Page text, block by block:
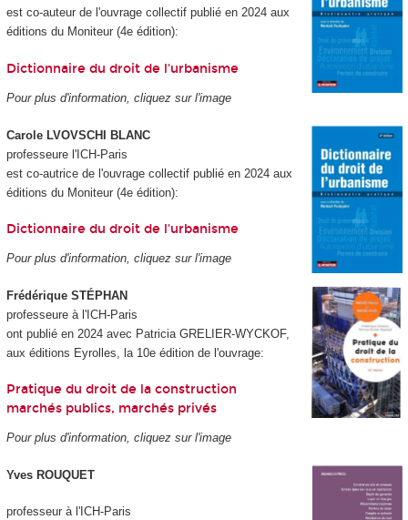
est co-auteur de l'ouvrage collectif publié en 2024 aux
éditions du Moniteur (4e édition):
Dictionnaire du droit de l'urbanisme
Pour plus d'information, cliquez sur l'image
Carole LVOVSCHI BLANC
professeure l'ICH-Paris
est co-autrice de l'ouvrage collectif publié en 2024 aux
éditions du Moniteur (4e édition):
Dictionnaire du droit de l'urbanisme
Pour plus d'information, cliquez sur l'image
Frédérique STÉPHAN
professeure à l'ICH-Paris
ont publié en 2024 avec Patricia GRELIER-WYCKOF,
aux éditions Eyrolles, la 10e édition de l'ouvrage:
Pratique du droit de la construction
marchés publics, marchés privés
Pour plus d'information, cliquez sur l'image
Yves ROUQUET
professeur à l'ICH-Paris